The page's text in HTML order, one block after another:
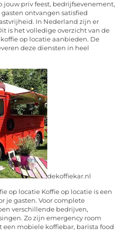
jouw priv feest, bedrijfsevenement,
gasten ontvangen satisfied
In Nederland zijn er
is het volledige overzicht van de
op locatie aanbieden. De
deze diensten in heel
dekoffiekar.nl
op locatie Koffie op locatie is een
je gasten. Voor complete
verschillende bedrijven,
Zo zijn emergency room
mobiele koffiebar, barista food